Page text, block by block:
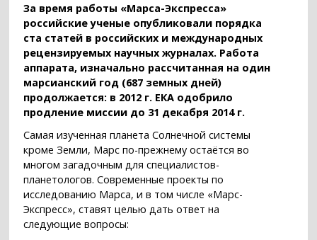
За время работы «Марса-Экспресса»
российские ученые опубликовали порядка
ста статей в российских и международных
рецензируемых научных журналах. Работа
аппарата, изначально рассчитанная на один
марсианский год (687 земных дней)
продолжается: в 2012 г. ЕКА одобрило
продление миссии до 31 декабря 2014 г.
Самая изученная планета Солнечной системы
кроме Земли, Марс по-прежнему остаётся во
многом загадочным для специалистов-
планетологов. Современные проекты по
исследованию Марса, и в том числе «Марс-
Экспресс», ставят целью дать ответ на
следующие вопросы: